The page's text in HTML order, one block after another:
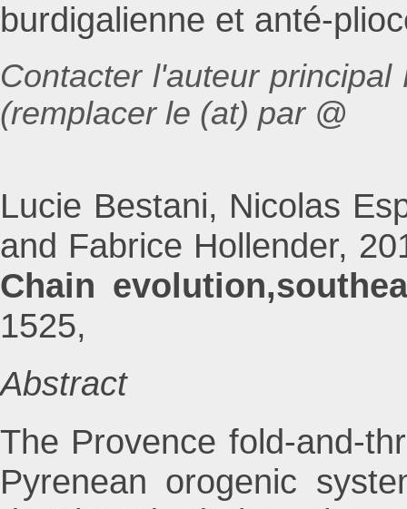
burdigalienne et anté-
Contacter l'auteur
(remplacer le (at) par @
Lucie Bestani, Nicolas
and Fabrice Hollender,
Chain
1525,
Abstract
The Provence fold-and-
Pyrenean orogenic